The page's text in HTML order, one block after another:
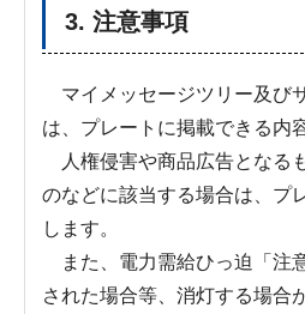
3. 注意事項
マイメッセージツリー及び
は、プレートに掲載できる内
人権侵害や商品広告となる
のなどに該当する場合は、プ
します。
また、電力需給ひっ迫「注
された場合等、消灯する場合